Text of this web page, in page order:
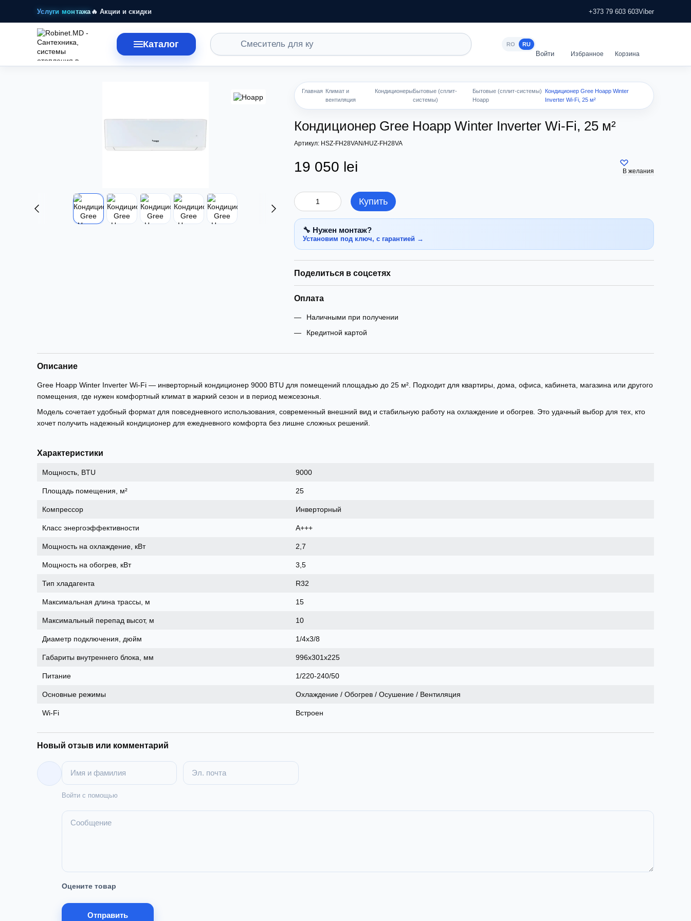
Перейти к основному контенту
Услуги монтажа 🔥 Акции и скидки +373 79 603 603Viber
Каталог RO RU
Главная Климат и
вентиляция
КондиционерыБытовые (сплит-
системы)
Бытовые (сплит-системы)
Hoapp
Кондиционер Gree Hoapp Winter
Inverter Wi-Fi, 25 м²
Кондиционер Gree Hoapp Winter Inverter Wi-Fi, 25 м²
Артикул: HSZ-FH28VAN/HUZ-FH28VA
19 050 lei В желания
Купить
🔧 Нужен монтаж?
Установим под ключ, с гарантией →
Поделиться в соцсетях
Оплата
Наличными при получении
Кредитной картой
Описание
Gree Hoapp Winter Inverter Wi-Fi — инверторный кондиционер 9000 BTU для помещений площадью до 25 м². Подходит для квартиры, дома, офиса, кабинета, магазина или другого
помещения, где нужен комфортный климат в жаркий сезон и в период межсезонья.
Модель сочетает удобный формат для повседневного использования, современный внешний вид и стабильную работу на охлаждение и обогрев. Это удачный выбор для тех, кто
хочет получить надежный кондиционер для ежедневного комфорта без лишне сложных решений.
Характеристики
Мощность, BTU 9000
Площадь помещения, м² 25
Компрессор Инверторный
Класс энергоэффективности A+++
Мощность на охлаждение, кВт 2,7
Мощность на обогрев, кВт 3,5
Тип хладагента R32
Максимальная длина трассы, м 15
Максимальный перепад высот, м 10
Диаметр подключения, дюйм 1/4x3/8
Габариты внутреннего блока, мм 996x301x225
Питание 1/220-240/50
Основные режимы Охлаждение / Обогрев / Осушение / Вентиляция
Wi‑Fi Встроен
Новый отзыв или комментарий
Войти с помощью
Оцените товар
Отправить